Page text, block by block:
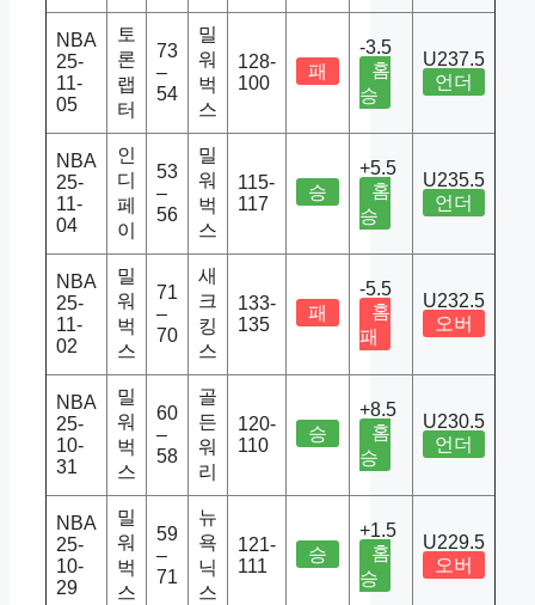
NBA
25-
11-
05
토
론
랩
터
73
–
54
밀
워
벅
스
128-
100
패
-3.5
홈
승
U237.5
언더
NBA
25-
11-
04
인
디
페
이
53
–
56
밀
워
벅
스
115-
117
승
+5.5
홈
승
U235.5
언더
NBA
25-
11-
02
밀
워
벅
스
71
–
70
새
크
킹
스
133-
135
패
-5.5
홈
패
U232.5
오버
NBA
25-
10-
31
밀
워
벅
스
60
–
58
골
든
워
리
120-
110
승
+8.5
홈
승
U230.5
언더
NBA
25-
10-
29
밀
워
벅
스
59
–
71
뉴
욕
닉
스
121-
111
승
+1.5
홈
승
U229.5
오버